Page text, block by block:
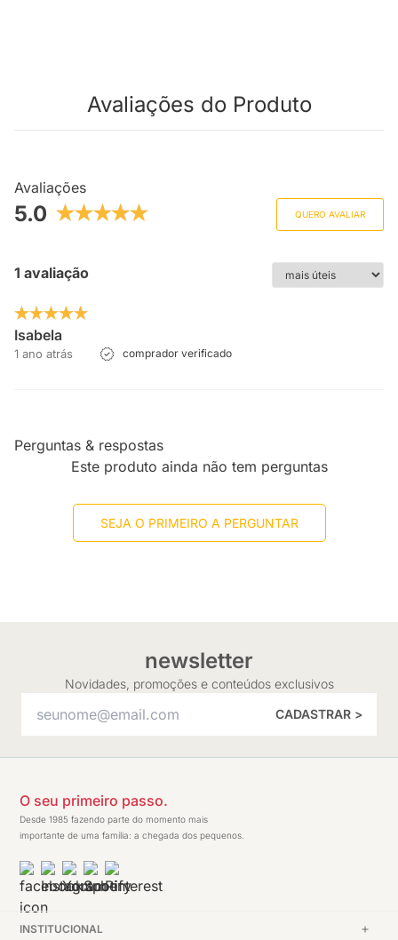
Avaliações do Produto
Avaliações
5.0 QUERO AVALIAR
1 avaliação
Isabela
1 ano atrás comprador verificado
Perguntas & respostas
Este produto ainda não tem perguntas
SEJA O PRIMEIRO A PERGUNTAR
newsletter
Novidades, promoções e conteúdos exclusivos
CADASTRAR >
O seu primeiro passo.
Desde 1985 fazendo parte do momento mais
importante de uma família: a chegada dos pequenos.
INSTITUCIONAL